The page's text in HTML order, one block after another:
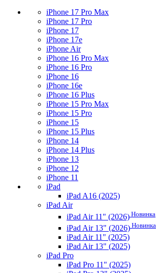
iPhone 17 Pro Max
iPhone 17 Pro
iPhone 17
iPhone 17e
iPhone Air
iPhone 16 Pro Max
iPhone 16 Pro
iPhone 16
iPhone 16e
iPhone 16 Plus
iPhone 15 Pro Max
iPhone 15 Pro
iPhone 15
iPhone 15 Plus
iPhone 14
iPhone 14 Plus
iPhone 13
iPhone 12
iPhone 11
iPad
iPad A16 (2025)
iPad Air
iPad Air 11" (2026) Новинка
iPad Air 13" (2026) Новинка
iPad Air 11" (2025)
iPad Air 13" (2025)
iPad Pro
iPad Pro 11" (2025)